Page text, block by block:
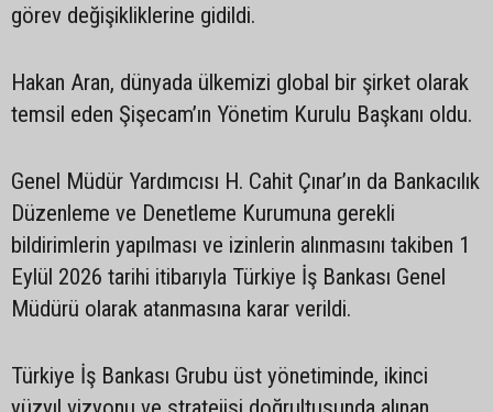
görev değişikliklerine gidildi.
Hakan Aran, dünyada ülkemizi global bir şirket olarak
temsil eden Şişecam’ın Yönetim Kurulu Başkanı oldu.
Genel Müdür Yardımcısı H. Cahit Çınar’ın da Bankacılık
Düzenleme ve Denetleme Kurumuna gerekli
bildirimlerin yapılması ve izinlerin alınmasını takiben 1
Eylül 2026 tarihi itibarıyla Türkiye İş Bankası Genel
Müdürü olarak atanmasına karar verildi.
Türkiye İş Bankası Grubu üst yönetiminde, ikinci